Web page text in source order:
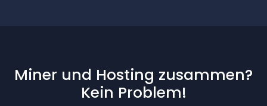
Miner und Hosting zusammen?
Kein Problem!